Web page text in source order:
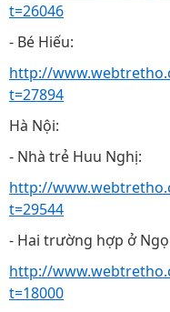
t=26046
- Bé Hiếu:
http://
t=27894
Hà Nội:
- Nhà trẻ Huu Nghị:
http://
t=29544
- Hai trường hợp ở
http://
t=18000